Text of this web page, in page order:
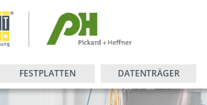
FESTPLATTEN DATENTRÄGER